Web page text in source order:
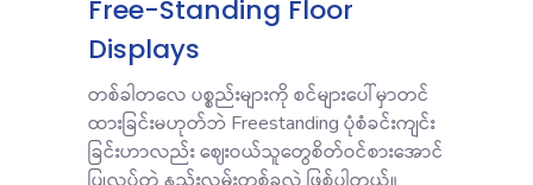
Free-Standing Floor
Displays
တစ်ခါတလေ ပစ္စည်းများကို စင်များပေါ်မှာတင်
ထားခြင်းမဟုတ်ဘဲ Freestanding ပုံစံခင်းကျင်း
ခြင်းဟာလည်း ဈေးဝယ်သူတွေစိတ်ဝင်စားအောင်